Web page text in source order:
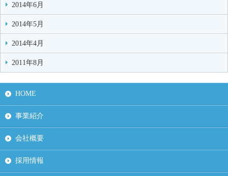
2014年6月
2014年5月
2014年4月
2011年8月
HOME
事業紹介
会社概要
採用情報